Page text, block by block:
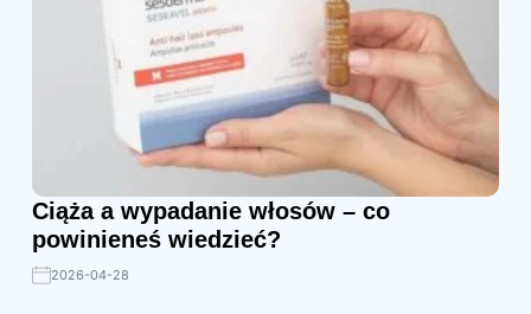
Ciąża a wypadanie włosów – co
powinieneś wiedzieć?
2026-04-28